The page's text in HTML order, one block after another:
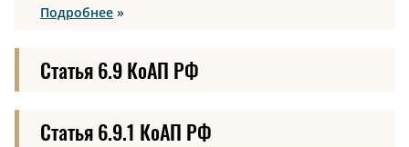
Подробнее
Статья 6.9 КоАП РФ
Статья 6.9.1 КоАП РФ